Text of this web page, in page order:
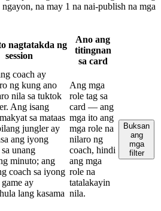
na may 1 na nai-publish na mga
nagtatakda ng
session
Ano ang
titingnan
sa card
coach ay
ng kung ano
nila sa tuktok
Ang isang
sa mataas
jungler ay
ang iyong
unang
minuto; ang
coach sa iyong
ay
lang kasama
Ang mga
role tag sa
card — ang
mga ito ang
mga role na
nilaro ng
coach, hindi
ang mga
role na
tatalakayin
nila.
Buksan
ang
mga
filter